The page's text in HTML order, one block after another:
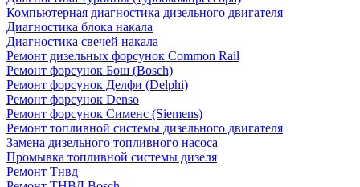
Компьютерная диагностика дизельного двигателя
Диагностика блока накала
Диагностика свечей накала
Ремонт дизельных форсунок Common Rail
Ремонт форсунок Бош (Bosch)
Ремонт форсунок Делфи (Delphi)
Ремонт форсунок Denso
Ремонт форсунок Сименс (Siemens)
Ремонт топливной системы дизельного двигателя
Замена дизельного топливного насоса
Промывка топливной системы дизеля
Ремонт Тнвд